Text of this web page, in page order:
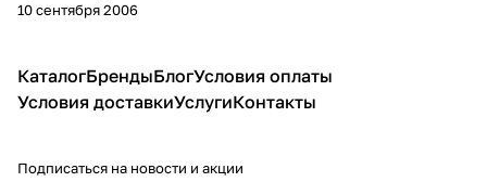
10 сентября 2006
КаталогБрендыБлогУсловия оплаты
Условия доставкиУслугиКонтакты
Подписаться на новости и акции